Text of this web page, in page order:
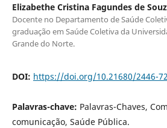
Elizabethe Cristina Fagundes de
Docente no Departamento de Saúde
graduação em Saúde Coletiva da
Grande do Norte.
DOI: https://doi.org/10.21680/2446-
Palavras-chave: Palavras-Chaves,
comunicação, Saúde Pública.